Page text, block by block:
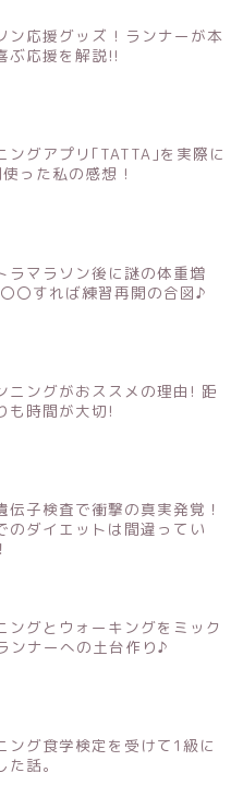
ン応援グッズ ! ランナーが本
ぶ応援を解説!!
ングアプリ｢TATTA｣を実際に
った私の感想 !
ラマラソン後に謎の体重増
〇すれば練習再開の合図♪
ニングがおススメの理由! 距
も時間が大切!
伝子検査で衝撃の真実発覚！
のダイエットは間違ってい
ングとウォーキングをミック
ンナーへの土台作り♪
ング食学検定を受けて1級に
た話。